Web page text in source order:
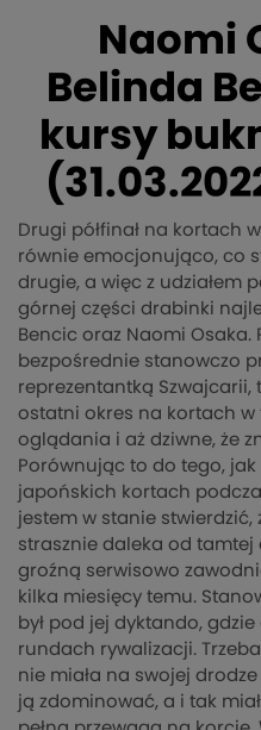
Naomi
Belinda
kursy
Drugi półfinał na kortach
równie emocjonująco, co
drugie, a więc z udziałem
górnej części drabinki
Bencic oraz Naomi Osaka.
bezpośrednie stanowczo
reprezentantką Szwajcarii,
ostatni okres na kortach w
oglądania i aż dziwne, że
Porównując to do tego,
japońskich kortach
jestem w stanie
strasznie daleka od tamtej
groźną serwisowo
kilka miesięcy temu.
był pod jej dyktando,
rundach rywalizacji.
nie miała na swojej
ją zdominować, a i tak